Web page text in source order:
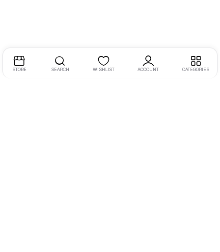
STORE SEARCH WISHLIST ACCOUNT CATEGORIES